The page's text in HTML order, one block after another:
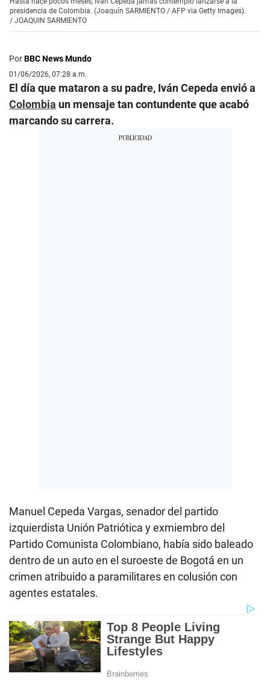
presidencia de Colombia. (Joaquín SARMIENTO / AFP via Getty Images).
/ JOAQUIN SARMIENTO
PorBBC News Mundo
01/06/2026, 07:28 a.m.
El día que mataron a su padre, Iván Cepeda envió a
Colombia un mensaje tan contundente que acabó
marcando su carrera.
Manuel Cepeda Vargas, senador del partido
izquierdista Unión Patriótica y exmiembro del
Partido Comunista Colombiano, había sido baleado
dentro de un auto en el suroeste de Bogotá en un
crimen atribuido a paramilitares en colusión con
agentes estatales.